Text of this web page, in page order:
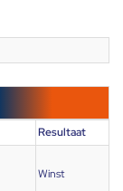
Resultaat
Winst